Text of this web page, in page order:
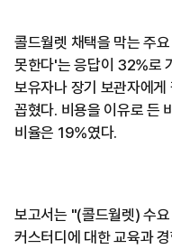
콜드월렛 채택을 막는 주
못한다'는 응답이 32%로
보유자나 장기 보관자에
꼽혔다. 비용을 이유로 든
비율은 19%였다.
보고서는 "(콜드월렛) 수
커스터디에 대한 교육과